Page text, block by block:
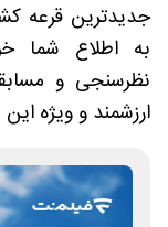
جدیدترین قرعه
به اطلاع شما
نظرسنجی و
ارزشمند و ویژه